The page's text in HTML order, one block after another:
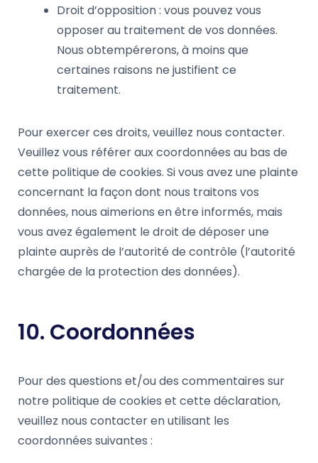
Droit d’opposition : vous pouvez vous
opposer au traitement de vos données.
Nous obtempérerons, à moins que
certaines raisons ne justifient ce
traitement.
Pour exercer ces droits, veuillez nous contacter.
Veuillez vous référer aux coordonnées au bas de
cette politique de cookies. Si vous avez une plainte
concernant la façon dont nous traitons vos
données, nous aimerions en être informés, mais
vous avez également le droit de déposer une
plainte auprès de l’autorité de contrôle (l’autorité
chargée de la protection des données).
10. Coordonnées
Pour des questions et/ou des commentaires sur
notre politique de cookies et cette déclaration,
veuillez nous contacter en utilisant les
coordonnées suivantes :